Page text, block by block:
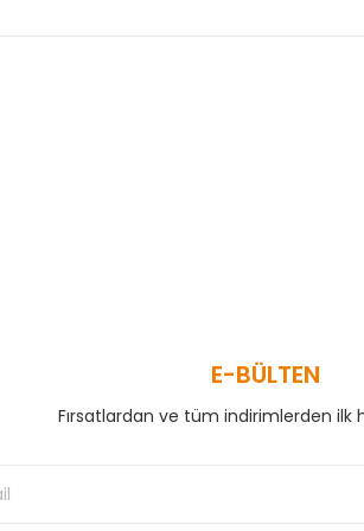
E-BÜLTEN
Fırsatlardan ve tüm indirimlerden ilk